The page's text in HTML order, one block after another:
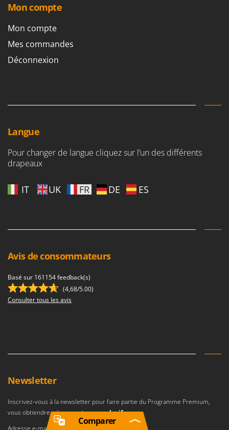
Mon compte
Mon compte
Mes commandes
Déconnexion
Langue
Pour changer de langue cliquez sur l’un des différents
drapeaux
IT UK FR DE ES
Avis de consommateurs
Basé sur 161154 feedback(s)
(4,68/5.00)
Consulter tous les avis
Newsletter
Inscrivez-vous à la newsletter pour faire partie du Programme Premium,
vous obtiendrez desavantages exclusifs.
Adresse e-mail
Comparer